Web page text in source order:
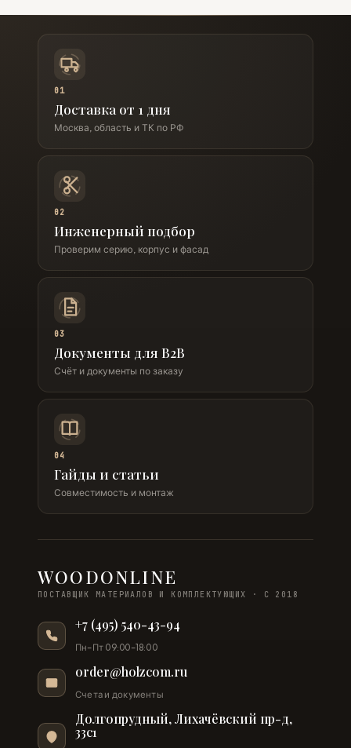
01
Доставка от 1 дня
Москва, область и ТК по РФ
02
Инженерный подбор
Проверим серию, корпус и фасад
03
Документы для B2B
Счёт и документы по заказу
04
Гайды и статьи
Совместимость и монтаж
WOODONLINE
ПОСТАВЩИК МАТЕРИАЛОВ И КОМПЛЕКТУЮЩИХ · С 2018
+7 (495) 540-43-94
Пн–Пт 09:00–18:00
order@holzcom.ru
Счета и документы
Долгопрудный, Лихачёвский пр-д,
33с1